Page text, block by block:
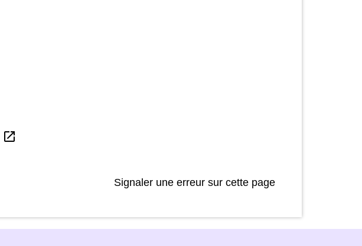
open_in_new
Signaler une erreur sur cette page